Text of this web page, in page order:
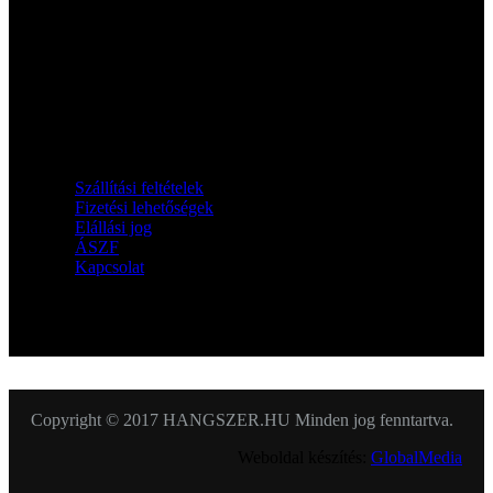
Szállítási feltételek
Fizetési lehetőségek
Elállási jog
ÁSZF
Kapcsolat
Copyright © 2017 HANGSZER.HU Minden jog fenntartva.
GlobalMedia